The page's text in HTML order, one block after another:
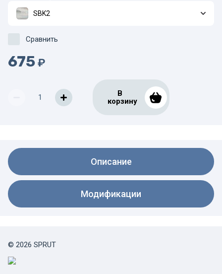
SBK2
675₽
Сравнить
В
корзину
Описание
Модификации
© 2026 SPRUT